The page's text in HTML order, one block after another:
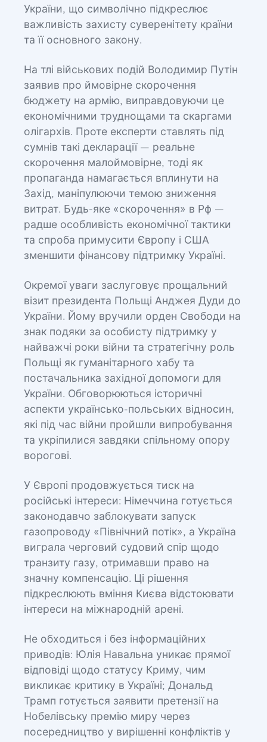
України, що символічно підкреслює
важливість захисту суверенітету країни
та її основного закону.
На тлі військових подій Володимир Путін
заявив про ймовірне скорочення
бюджету на армію, виправдовуючи це
економічними труднощами та скаргами
олігархів. Проте експерти ставлять під
сумнів такі декларації — реальне
скорочення малоймовірне, тоді як
пропаганда намагається вплинути на
Захід, маніпулюючи темою зниження
витрат. Будь-яке «скорочення» в Рф —
радше особливість економічної тактики
та спроба примусити Європу і США
зменшити фінансову підтримку Україні.
Окремої уваги заслуговує прощальний
візит президента Польщі Анджея Дуди до
України. Йому вручили орден Свободи на
знак подяки за особисту підтримку у
найважчі роки війни та стратегічну роль
Польщі як гуманітарного хабу та
постачальника західної допомоги для
України. Обговорюються історичні
аспекти українсько-польських відносин,
які під час війни пройшли випробування
та укріпилися завдяки спільному опору
ворогові.
У Європі продовжується тиск на
російські інтереси: Німеччина готується
законодавчо заблокувати запуск
газопроводу «Північний потік», а Україна
виграла черговий судовий спір щодо
транзиту газу, отримавши право на
значну компенсацію. Ці рішення
підкреслюють вміння Києва відстоювати
інтереси на міжнародній арені.
Не обходиться і без інформаційних
приводів: Юлія Навальна уникає прямої
відповіді щодо статусу Криму, чим
викликає критику в Україні; Дональд
Трамп готується заявити претензії на
Нобелівську премію миру через
посередництво у вирішенні конфліктів у